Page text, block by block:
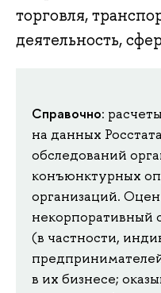
торговля,
деятельность,
Справочно:
на данных
обследований
конъюнктурных
организаций.
некорпоративный
(в частности,
в их бизнесе;